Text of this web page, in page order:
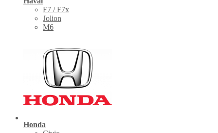
F7 / F7x
Jolion
M6
Honda